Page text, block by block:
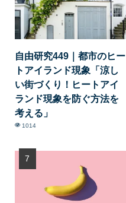
自由研究449｜都市のヒー
トアイランド現象「涼し
い街づくり！ヒートアイ
ランド現象を防ぐ方法を
考える」
1014